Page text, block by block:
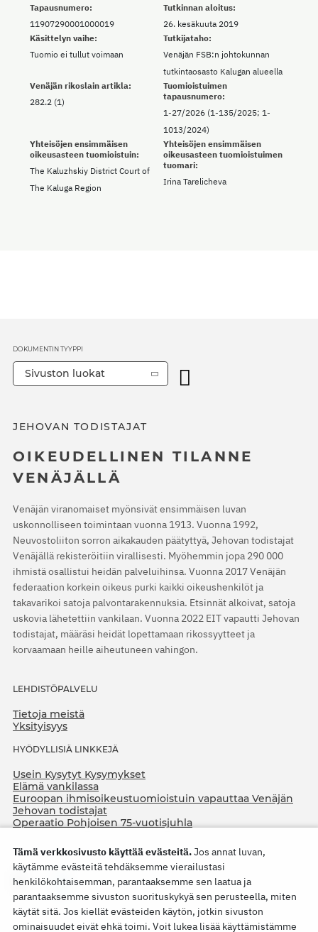
Tapausnumero:
11907290001000019
Tutkinnan aloitus:
26. kesäkuuta 2019
Käsittelyn vaihe:
Tuomio ei tullut voimaan
Tutkijataho:
Venäjän FSB:n johtokunnan
tutkintaosasto Kalugan alueella
Venäjän rikoslain artikla:
282.2 (1)
Tuomioistuimen
tapausnumero:
1-27/2026 (1-135/2025; 1-
1013/2024)
Yhteisöjen ensimmäisen
oikeusasteen tuomioistuin:
The Kaluzhskiy District Court of
The Kaluga Region
Yhteisöjen ensimmäisen
oikeusasteen tuomioistuimen
tuomari:
Irina Tarelicheva
JEHOVAN TODISTAJAT
OIKEUDELLINEN TILANNE
VENÄJÄLLÄ
Venäjän viranomaiset myönsivät ensimmäisen luvan
uskonnolliseen toimintaan vuonna 1913. Vuonna 1992,
Neuvostoliiton sorron aikakauden päätyttyä, Jehovan todistajat
Venäjällä rekisteröitiin virallisesti. Myöhemmin jopa 290 000
ihmistä osallistui heidän palveluihinsa. Vuonna 2017 Venäjän
federaation korkein oikeus purki kaikki oikeushenkilöt ja
takavarikoi satoja palvontarakennuksia. Etsinnät alkoivat, satoja
uskovia lähetettiin vankilaan. Vuonna 2022 EIT vapautti Jehovan
todistajat, määräsi heidät lopettamaan rikossyytteet ja
korvaamaan heille aiheutuneen vahingon.
LEHDISTÖPALVELU
Tietoja meistä
Yksityisyys
HYÖDYLLISIÄ LINKKEJÄ
Usein Kysytyt Kysymykset
Elämä vankilassa
Euroopan ihmisoikeustuomioistuin vapauttaa Venäjän
Jehovan todistajat
Operaatio Pohjoisen 75-vuotisjuhla
DOKUMENTIN TYYPPI
Sivuston luokat
Tämä verkkosivusto käyttää evästeitä.Jos annat luvan,
käytämme evästeitä tehdäksemme vierailustasi
henkilökohtaisemman, parantaaksemme sen laatua ja
parantaaksemme sivuston suorituskykyä sen perusteella, miten
käytät sitä. Jos kiellät evästeiden käytön, jotkin sivuston
ominaisuudet eivät ehkä toimi. Voit lukea lisää käyttämistämme